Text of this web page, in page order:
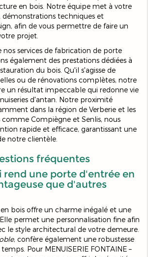
en bois. Notre équipe met à votre
démonstrations techniques et
afin de vous permettre de faire un
projet.
services de fabrication de porte
également des prestations dédiées à
du bois. Qu'il s'agisse de
ou de rénovations complètes, notre
un résultat impeccable qui redonne vie
d'antan. Notre proximité
dans la région de Verberie et les
comme Compiègne et Senlis, nous
rapide et efficace, garantissant une
notre clientèle.
fréquentes
rend une porte d'entrée en
que d'autres
bois offre un charme inégalé et une
permet une personnalisation fine afin
le style architectural de votre demeure.
, confère également une robustesse
Pour MENUISERIE FONTAINE –